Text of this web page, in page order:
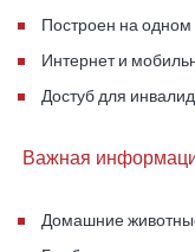
Центральное
Вся вилла
полностью
Построен на одном
Интернет и
Достуб для
Важная
Домашние